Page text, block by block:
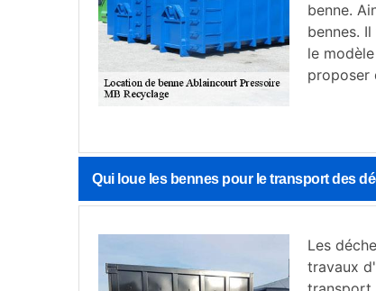
benne.
bennes.
le
proposer
Qui loue les bennes pour le transport des
Les
travaux